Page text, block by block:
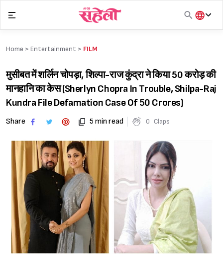
content
हिंदी
Home > Entertainment > FILM
मुसीबत में शर्लिन चोपड़ा, शिल्पा-राज कुंद्रा ने किया 50 करोड़ की
मानहानि का केस (Sherlyn Chopra In Trouble, Shilpa-Raj
Kundra File Defamation Case Of 50 Crores)
Share 5 min read 0 Claps